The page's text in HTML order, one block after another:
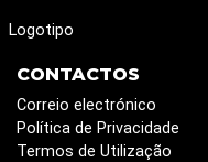
Logotipo
CONTACTOS
Correio electrónico
Política de Privacidade
Termos de Utilização